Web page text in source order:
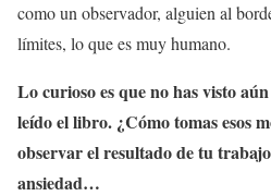
como un observador, alguien al
límites, lo que es muy humano.
Lo curioso es que no has visto
leído el libro. ¿Cómo tomas esos
observar el resultado de tu
ansiedad…